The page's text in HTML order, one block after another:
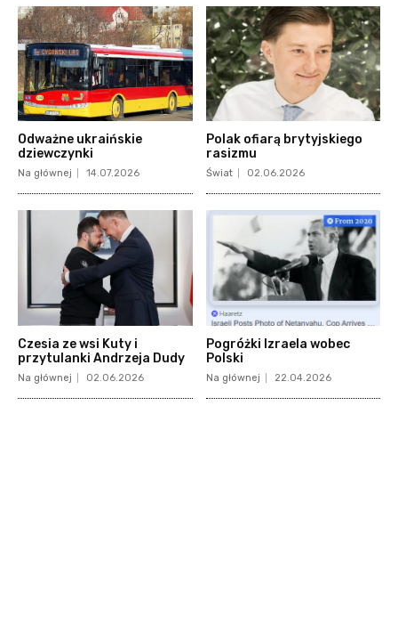
Odważne ukraińskie
dziewczynki
Na głównej 14.07.2026
Polak ofiarą brytyjskiego
rasizmu
Świat 02.06.2026
Czesia ze wsi Kuty i
przytulanki Andrzeja Dudy
Na głównej 02.06.2026
Pogróżki Izraela wobec
Polski
Na głównej 22.04.2026